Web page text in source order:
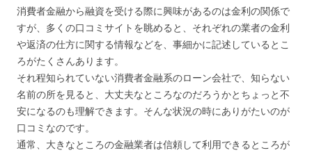
消費者金融から融資を受ける際に興味があるのは金利の関係で
すが、多くの口コミサイトを眺めると、それぞれの業者の金利
や返済の仕方に関する情報などを、事細かに記述しているとこ
ろがたくさんあります。
それ程知られていない消費者金融系のローン会社で、知らない
名前の所を見ると、大丈夫なところなのだろうかとちょっと不
安になるのも理解できます。そんな状況の時にありがたいのが
口コミなのです。
通常、大きなところの金融業者は信頼して利用できるところが